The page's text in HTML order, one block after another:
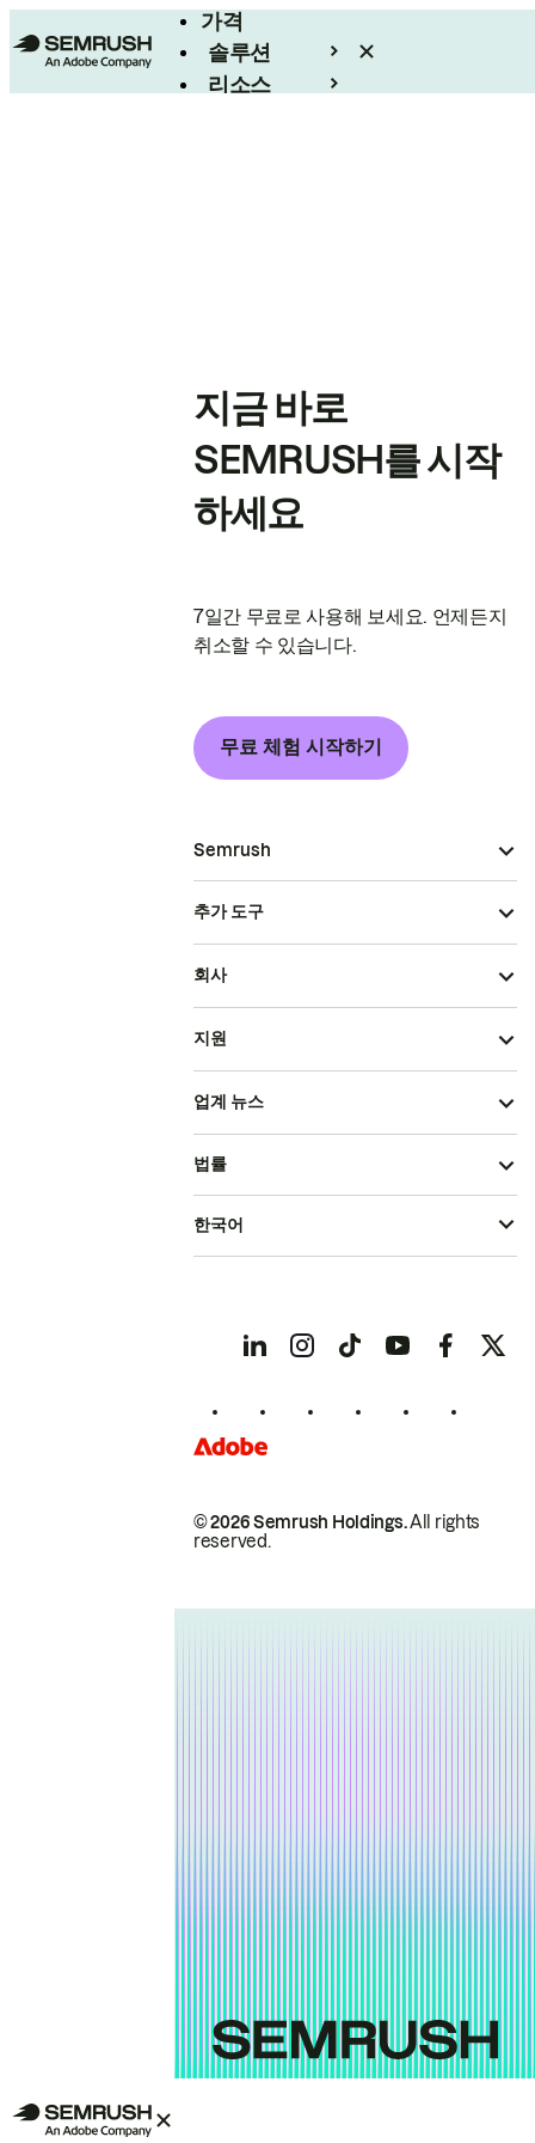
가격
솔루션
리소스
지금 바로
SEMRUSH를 시작
하세요
7일간 무료로 사용해 보세요. 언제든지
취소할 수 있습니다.
무료 체험 시작하기
Semrush
추가 도구
회사
지원
업계 뉴스
© 2026 Semrush Holdings.All rights
reserved.
법률
한국어